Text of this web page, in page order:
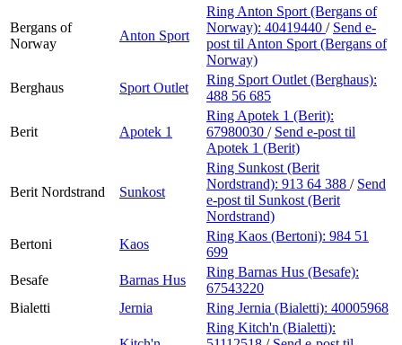
Bergans of
Norway
Anton Sport
Ring Anton Sport (Bergans of
Norway): 40419440 / Send e-
post til Anton Sport (Bergans of
Norway)
Berghaus
Sport Outlet
Ring Sport Outlet (Berghaus):
488 56 685
Berit Apotek 1
Ring Apotek 1 (Berit):
67980030 / Send e-post til
Apotek 1 (Berit)
Berit Nordstrand Sunkost
Ring Sunkost (Berit
Nordstrand): 913 64 388 / Send
e-post til Sunkost (Berit
Nordstrand)
Bertoni
Kaos
Ring Kaos (Bertoni): 984 51
699
Besafe
Barnas Hus
Ring Barnas Hus (Besafe):
67543220
Bialetti
Jernia Ring Jernia (Bialetti): 40005968
Ring Kitch'n (Bialetti):